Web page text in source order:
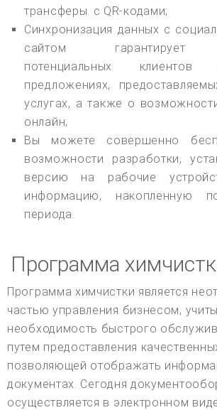
трансферы. с QR-кодами;
Синхронизация данных с
сайтом гарантирует
потенциальных
предложениях,
услугах, а также о
онлайн;
Вы можете совершенно
возможности разработки,
версию на рабочие
информацию, накопленную
периода.
Программа
Программа химчистки является
частью управления бизнесом,
необходимость быстрого
путем предоставления
позволяющей отображать
документах. Сегодня
осуществляется в электронном